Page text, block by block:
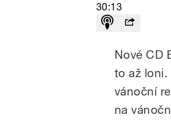
30:13
Nové CD
to až loni.
vánoční
na